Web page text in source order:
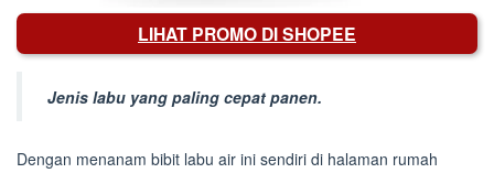
LIHAT PROMO DI SHOPEE
Jenis labu yang paling cepat panen.
Dengan menanam bibit labu air ini sendiri di halaman rumah